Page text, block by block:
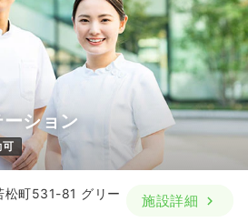
ション
可
松町531-81 グリー
施設詳細